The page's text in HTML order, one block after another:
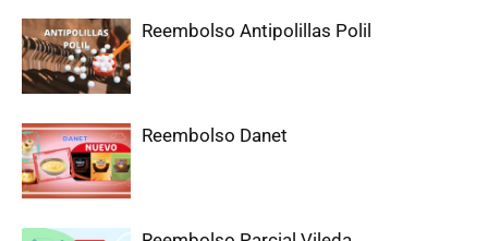
Reembolso Antipolillas Polil
Reembolso Danet